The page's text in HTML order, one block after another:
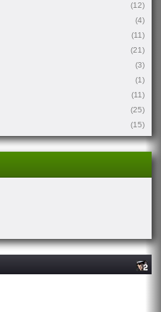
(12)
(4)
(11)
(21)
(3)
(1)
(11)
(25)
(15)